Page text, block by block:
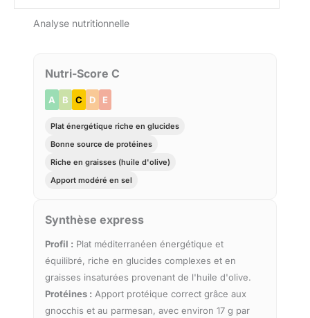
Analyse nutritionnelle
Nutri-Score C
A B C D E
Plat énergétique riche en glucides
Bonne source de protéines
Riche en graisses (huile d'olive)
Apport modéré en sel
Synthèse express
Profil : Plat méditerranéen énergétique et
équilibré, riche en glucides complexes et en
graisses insaturées provenant de l'huile d'olive.
Protéines : Apport protéique correct grâce aux
gnocchis et au parmesan, avec environ 17 g par